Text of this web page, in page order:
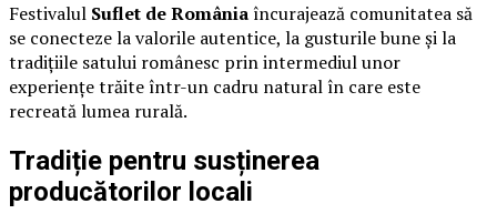
Festivalul Suflet de Româniaîncurajează comunitatea să
se conecteze la valorile autentice, la gusturile bune și la
tradițiile satului românesc prin intermediul unor
experiențe trăite într-un cadru natural în care este
recreată lumea rurală.
Tradiție pentru susținerea
producătorilor locali